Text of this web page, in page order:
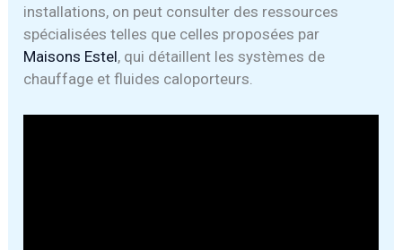
installations, on peut consulter des ressources
spécialisées telles que celles proposées par
Maisons Estel, qui détaillent les systèmes de
chauffage et fluides caloporteurs.